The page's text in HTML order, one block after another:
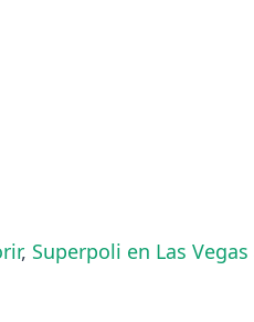
, Superpoli en Las Vegas